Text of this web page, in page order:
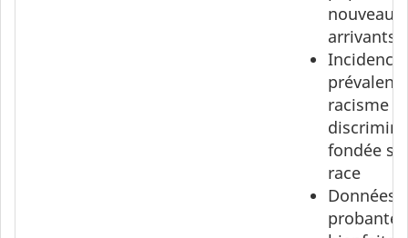
nouveaux
arrivants
Incidence
racisme
fondée
race
Données